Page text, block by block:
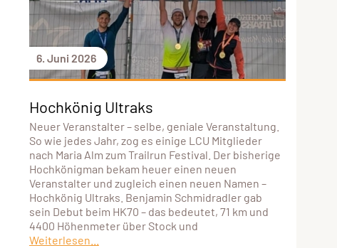
6. Juni 2026
Hochkönig Ultraks
Neuer Veranstalter – selbe, geniale Veranstaltung.
So wie jedes Jahr, zog es einige LCU Mitglieder
nach Maria Alm zum Trailrun Festival. Der bisherige
Hochkönigman bekam heuer einen neuen
Veranstalter und zugleich einen neuen Namen –
Hochkönig Ultraks. Benjamin Schmidradler gab
sein Debut beim HK70 – das bedeutet, 71 km und
4400 Höhenmeter über Stock und
Weiterlesen...